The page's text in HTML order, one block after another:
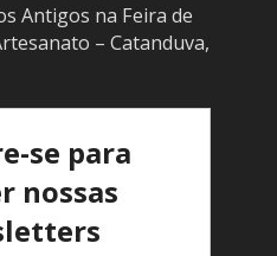
Antigos na Feira de
– Catanduva,